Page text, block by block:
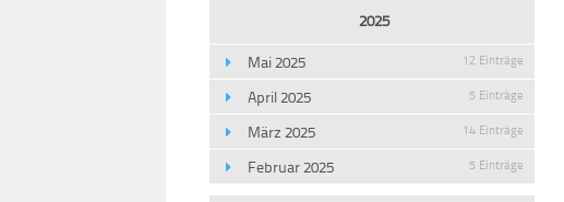
2025
Mai 2025
12 Einträge
April 2025 5 Einträge
März 2025 14 Einträge
Februar 2025 5 Einträge